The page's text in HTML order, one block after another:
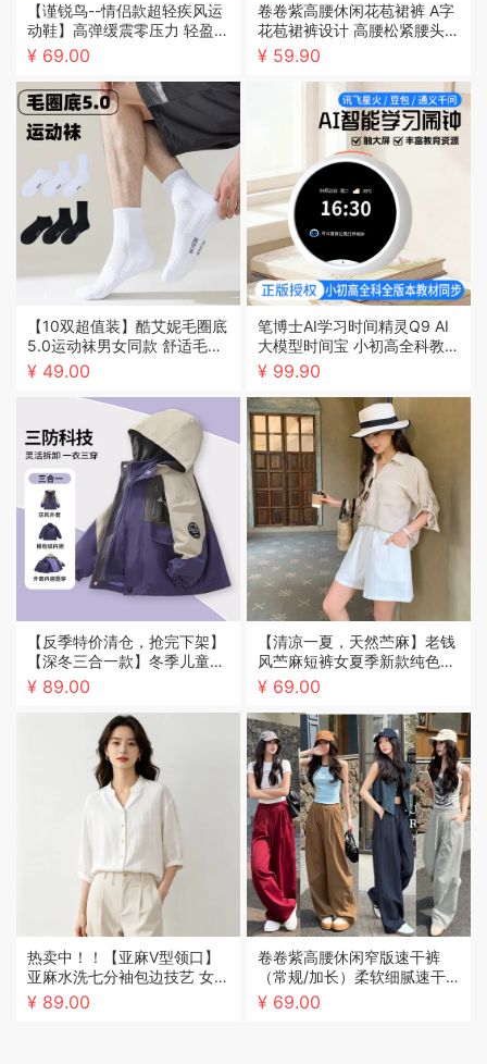
【谨锐鸟--情侣款超轻疾风运
动鞋】高弹缓震零压力 轻盈舒
适暴走不累脚 耐磨耐洗耐穿防
百搭 男女同款全场景可穿搭
¥ 69.00
卷卷紫高腰休闲花苞裙裤 A字
花苞裙裤设计 高腰松紧腰头七
分长度 遮胯显瘦百搭不挑身材
¥ 59.90
【10双超值装】酷艾妮毛圈底
5.0运动袜男女同款 舒适毛巾
底立体按摩网格缓解足部压力
¥ 49.00
笔博士AI学习时间精灵Q9 AI
大模型时间宝 小初高全科教材
同步学习资源天花板立体音效
¥ 99.90
【反季特价清仓，抢完下架】
【深冬三合一款】冬季儿童冲
锋衣男女童三合一拆卸厚秋冬
¥ 89.00
【清凉一夏，天然苎麻】老钱
风苎麻短裤女夏季新款纯色五
分裤宽松薄款松紧腰抽绳显瘦
¥ 69.00
热卖中！！【亚麻V型领口】
亚麻水洗七分袖包边技艺 女士
衬衫衬衣夏季上衣 修饰脸型
¥ 89.00
卷卷紫高腰休闲窄版速干裤
（常规/加长）柔软细腻速干
高腰宽松慵懒窄版阔腿裤百搭
¥ 69.00